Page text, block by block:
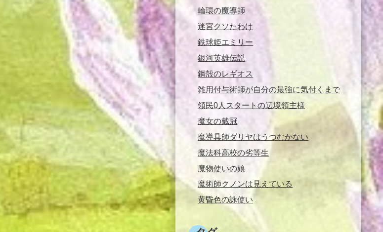
輪環の魔導師
迷宮クソたわけ
鉄球姫エミリー
銀河英雄伝説
鋼殻のレギオス
雑用付与術師が自分の最強に気付くまで
領民0人スタートの辺境領主様
魔女の戴冠
魔導具師ダリヤはうつむかない
魔法科高校の劣等生
魔物使いの娘
魔術師クノンは見えている
黄昏色の詠使い